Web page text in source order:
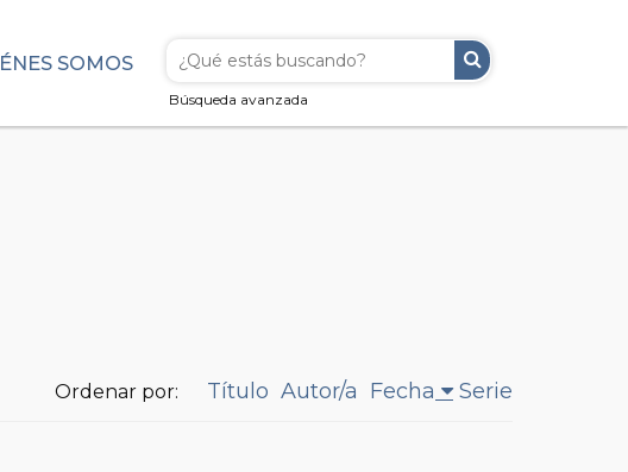
Búsqueda avanzada
SOMOS
Ordenar por: Título Autor/a Fecha Serie